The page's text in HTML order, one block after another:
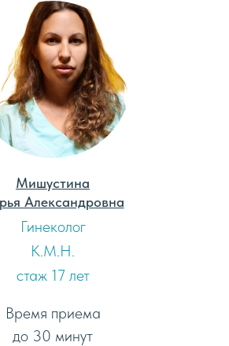
Мишустина
Александровна
Гинеколог
К.М.Н.
стаж 17 лет
Время приема
до 30 минут